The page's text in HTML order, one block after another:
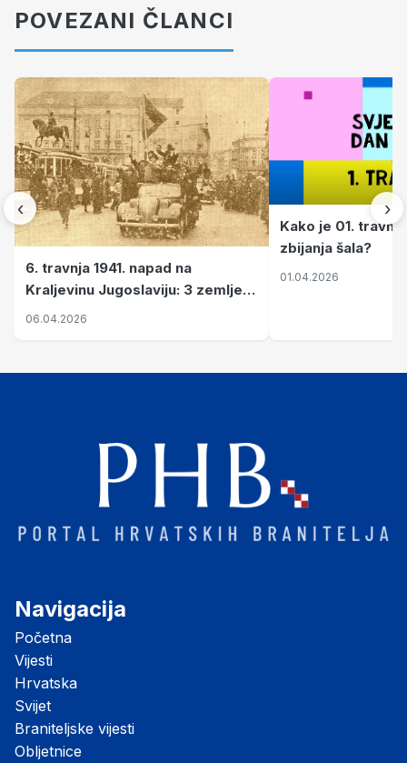
POVEZANI ČLANCI
‹
6. travnja 1941. napad na
Kraljevinu Jugoslaviju: 3 zemlje
nastale njenim raspadom
06.04.2026
Kako je 01.
zbijanja šala?
01.04.2026
›
Navigacija
Početna
Vijesti
Hrvatska
Svijet
Braniteljske vijesti
Obljetnice